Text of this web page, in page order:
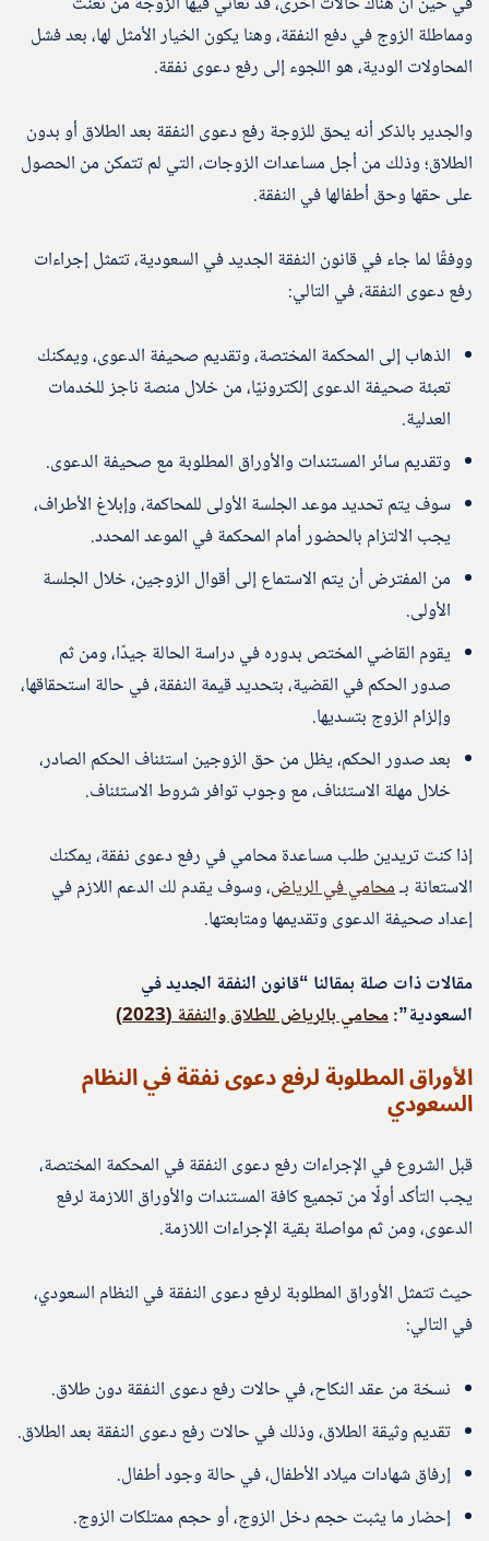
ومماطلة الزوج في دفع النفقة، وهنا يكون الخيار الأمثل لها، بعد فشل
المحاولات الودية، هو اللجوء إلى رفع دعوى نفقة.
والجدير بالذكر أنه يحق للزوجة رفع دعوى النفقة بعد الطلاق أو بدون
الطلاق؛ وذلك من أجل مساعدات الزوجات، التي لم تتمكن من الحصول
على حقها وحق أطفالها في النفقة.
ووفقًا لما جاء في قانون النفقة الجديد في السعودية، تتمثل إجراءات
رفع دعوى النفقة، في التالي:
الذهاب إلى المحكمة المختصة، وتقديم صحيفة الدعوى، ويمكنك
تعبئة صحيفة الدعوى إلكترونيًا، من خلال منصة ناجز للخدمات
العدلية.
وتقديم سائر المستندات والأوراق المطلوبة مع صحيفة الدعوى.
سوف يتم تحديد موعد الجلسة الأولى للمحاكمة، وإبلاغ الأطراف،
يجب الالتزام بالحضور أمام المحكمة في الموعد المحدد.
من المفترض أن يتم الاستماع إلى أقوال الزوجين، خلال الجلسة
الأولى.
يقوم القاضي المختص بدوره في دراسة الحالة جيدًا، ومن ثم
صدور الحكم في القضية، بتحديد قيمة النفقة، في حالة استحقاقها،
وإلزام الزوج بتسديها.
بعد صدور الحكم، يظل من حق الزوجين استئناف الحكم الصادر،
خلال مهلة الاستئناف، مع وجوب توافر شروط الاستئناف.
إذا كنت تريدين طلب مساعدة محامي في رفع دعوى نفقة، يمكنك
الاستعانة بـمحامي في الرياض، وسوف يقدم لك الدعم اللازم في
إعداد صحيفة الدعوى وتقديمها ومتابعتها.
مقالات ذات صلة بمقالنا “قانون النفقة الجديد في
السعودية”:محامي بالرياض للطلاق والنفقة (2023)
الأوراق المطلوبة لرفع دعوى نفقة في النظام
السعودي
قبل الشروع في الإجراءات رفع دعوى النفقة في المحكمة المختصة،
يجب التأكد أولًا من تجميع كافة المستندات والأوراق اللازمة لرفع
الدعوى، ومن ثم مواصلة بقية الإجراءات اللازمة.
حيث تتمثل الأوراق المطلوبة لرفع دعوى النفقة في النظام السعودي،
في التالي:
نسخة من عقد النكاح، في حالات رفع دعوى النفقة دون طلاق.
تقديم وثيقة الطلاق، وذلك في حالات رفع دعوى النفقة بعد الطلاق.
إرفاق شهادات ميلاد الأطفال، في حالة وجود أطفال.
إحضار ما يثبت حجم دخل الزوج، أو حجم ممتلكات الزوج.